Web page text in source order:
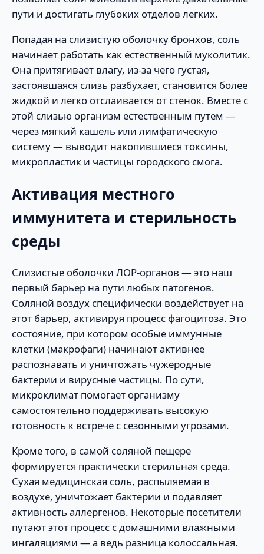
пути и достигать глубоких отделов легких.
Попадая на слизистую оболочку бронхов, соль
начинает работать как естественный муколитик.
Она притягивает влагу, из-за чего густая,
застоявшаяся слизь разбухает, становится более
жидкой и легко отслаивается от стенок. Вместе с
этой слизью организм естественным путем —
через мягкий кашель или лимфатическую
систему — выводит накопившиеся токсины,
микропластик и частицы городского смога.
Активация местного
иммунитета и стерильность
среды
Слизистые оболочки ЛОР-органов — это наш
первый барьер на пути любых патогенов.
Соляной воздух специфически воздействует на
этот барьер, активируя процесс фагоцитоза. Это
состояние, при котором особые иммунные
клетки (макрофаги) начинают активнее
распознавать и уничтожать чужеродные
бактерии и вирусные частицы. По сути,
микроклимат помогает организму
самостоятельно поддерживать высокую
готовность к встрече с сезонными угрозами.
Кроме того, в самой соляной пещере
формируется практически стерильная среда.
Сухая медицинская соль, распыляемая в
воздухе, уничтожает бактерии и подавляет
активность аллергенов. Некоторые посетители
путают этот процесс с домашними влажными
ингаляциями — а ведь разница колоссальная.